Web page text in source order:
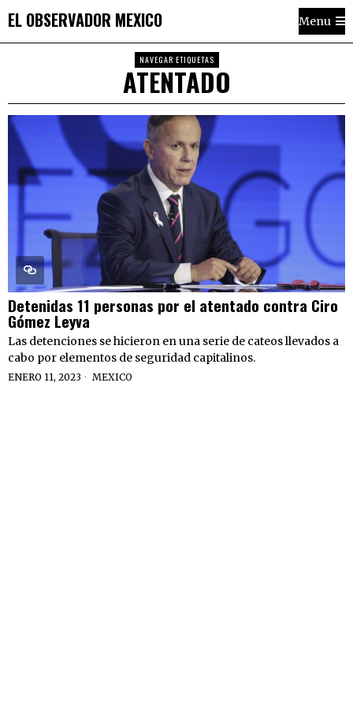
EL OBSERVADOR MEXICO Menu
NAVEGAR ETIQUETAS
ATENTADO
Detenidas 11 personas por el atentado contra Ciro
Gómez Leyva
Las detenciones se hicieron en una serie de cateos llevados a
cabo por elementos de seguridad capitalinos.
ENERO 11, 2023 MEXICO